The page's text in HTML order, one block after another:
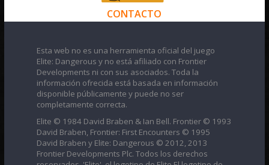
CONTACTO
Esta web no es una herramienta oficial del juego
Elite: Dangerous y no está afiliado con Frontier
Developments ni con sus asociados. Toda la
información ofrecida está basada en información
disponible públicamente y puede no ser
completamente correcta.
Elite © 1984 David Braben & Ian Bell. Frontier © 1993
David Braben, Frontier: First Encounters © 1995
David Braben y Elite: Dangerous © 2012, 2013
Frontier Developments Plc. Todos los derechos